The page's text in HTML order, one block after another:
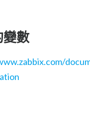
變數